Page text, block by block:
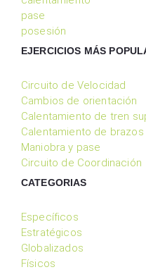
pase
posesión
EJERCICIOS MÁS
Circuito de Velocidad
Cambios de orientación
Calentamiento de tren
Calentamiento de brazos
Maniobra y pase
Circuito de Coordinación
CATEGORIAS
Específicos
Estratégicos
Globalizados
Físicos